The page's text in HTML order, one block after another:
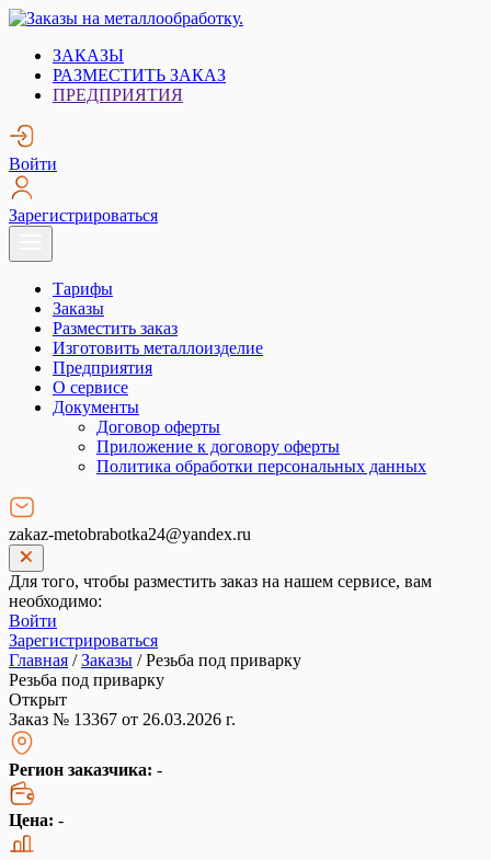
Skip
content
Заказы на металлообработку.
Металлообработка. Открытые заказы на металлообработку.
ЗАКАЗЫ
РАЗМЕСТИТЬ ЗАКАЗ
ПРЕДПРИЯТИЯ
Войти
Зарегистрироваться
Тарифы
Заказы
Разместить заказ
Изготовить металлоизделие
Предприятия
О сервисе
Документы
Договор оферты
Приложение к договору оферты
Политика обработки персональных данных
zakaz-metobrabotka24@yandex.ru
Для того, чтобы разместить заказ на нашем сервисе, вам
необходимо:
Войти
Зарегистрироваться
Главная /Заказы /Резьба под приварку
Резьба под приварку
Открыт
Заказ № 13367 от 26.03.2026 г.
Регион заказчика: -
Цена: -